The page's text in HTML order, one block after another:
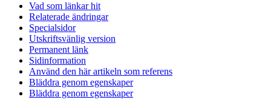
Vad som länkar hit
Relaterade ändringar
Specialsidor
Utskriftsvänlig version
Permanent länk
Sidinformation
Använd den här artikeln som referens
Bläddra genom egenskaper
Bläddra genom egenskaper